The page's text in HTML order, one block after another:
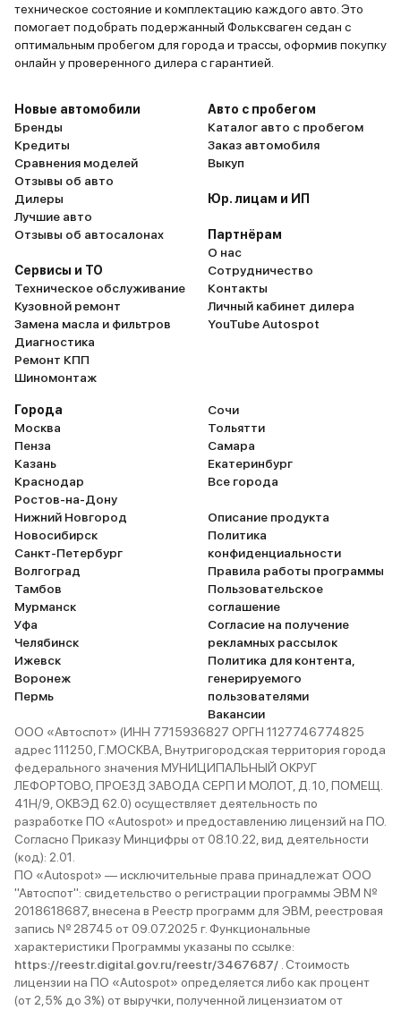
техническое состояние и комплектацию каждого авто. Это
помогает подобрать подержанный Фольксваген седан с
оптимальным пробегом для города и трассы, оформив покупку
онлайн у проверенного дилера с гарантией.
Новые автомобили
Бренды
Кредиты
Сравнения моделей
Отзывы об авто
Дилеры
Лучшие авто
Отзывы об автосалонах
Сервисы и ТО
Техническое обслуживание
Кузовной ремонт
Замена масла и фильтров
Диагностика
Ремонт КПП
Шиномонтаж
Авто с пробегом
Каталог авто с пробегом
Заказ автомобиля
Выкуп
Юр. лицам и ИП
Партнёрам
О нас
Сотрудничество
Контакты
Личный кабинет дилера
YouTube Autospot
Города
Москва
Пенза
Казань
Краснодар
Ростов-на-Дону
Нижний Новгород
Новосибирск
Санкт-Петербург
Волгоград
Тамбов
Мурманск
Уфа
Челябинск
Ижевск
Воронеж
Пермь
Сочи
Тольятти
Самара
Екатеринбург
Все города
Описание продукта
Политика
конфиденциальности
Правила работы программы
Пользовательское
соглашение
Согласие на получение
рекламных рассылок
Политика для контента,
генерируемого
пользователями
Вакансии
ООО «Автоспот» (ИНН 7715936827 ОРГН 1127746774825
адрес 111250, Г.МОСКВА, Внутригородская территория города
федерального значения МУНИЦИПАЛЬНЫЙ ОКРУГ
ЛЕФОРТОВО, ПРОЕЗД ЗАВОДА СЕРП И МОЛОТ, Д. 10, ПОМЕЩ.
41Н/9, ОКВЭД 62.0) осуществляет деятельность по
разработке ПО «Autospot» и предоставлению лицензий на ПО.
Согласно Приказу Минцифры от 08.10.22, вид деятельности
(код): 2.01.
ПО «Autospot» — исключительные права принадлежат ООО
"Автоспот": свидетельство о регистрации программы ЭВМ №
2018618687, внесена в Реестр программ для ЭВМ, реестровая
запись № 28745 от 09.07.2025 г. Функциональные
характеристики Программы указаны по ссылке:
https://reestr.digital.gov.ru/reestr/3467687/ . Стоимость
лицензии на ПО «Autospot» определяется либо как процент
(от 2,5% до 3%) от выручки, полученной лицензиатом от